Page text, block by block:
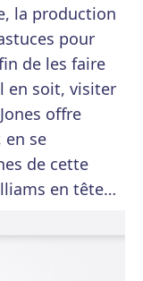
la production
pour
de les faire
en soit, visiter
offre
en se
de cette
en tête…